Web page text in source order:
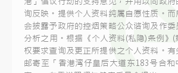
询反映。提供个人资料纯属自愿性质。
会披露予政府的控烟策略公众谘询及作
分析之用。根据《个人资料(私隐)条例》
权要求查询及更正所提供之个人资料。
邮寄至「香港湾仔皇后大道东183号合